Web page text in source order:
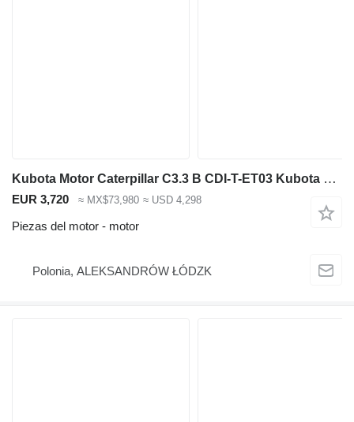
Kubota Motor Caterpillar C3.3 B CDI-T-ET03 Kubota V3307 para repuestos o en para maquinaria de construcción
EUR 3,720 ≈ MX$73,980 ≈ USD 4,298
Piezas del motor - motor
Polonia, ALEKSANDRÓW ŁÓDZK